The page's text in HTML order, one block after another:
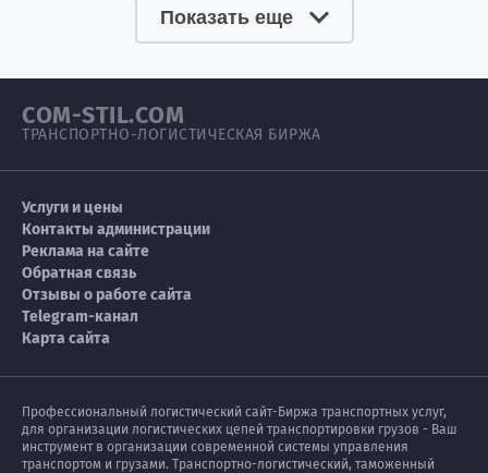
Показать еще
COM-STIL.COM
ТРАНСПОРТНО-ЛОГИСТИЧЕСКАЯ БИРЖА
Услуги и цены
Контакты администрации
Реклама на сайте
Обратная связь
Отзывы о работе сайта
Telegram-канал
Карта сайта
Профессиональный логистический сайт-Биржа транспортных услуг,
для организации логистических цепей транспортировки грузов - Ваш
инструмент в организации современной системы управления
транспортом и грузами. Транспортно-логистический, таможенный